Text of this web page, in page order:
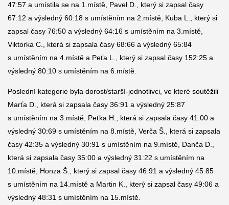
47:57 a umístila se na 1.místě, Pavel D., který si zapsal časy
67:12 a výsledný 60:18 s umístěním na 2.místě, Kuba L., který si
zapsal časy 76:50 a výsledný 64:16 s umístěním na 3.místě,
Viktorka C., která si zapsala časy 68:66 a výsledný 65:84
s umístěním na 4.místě a Peťa L., který si zapsal časy 152:25 a
výsledný 80:10 s umístěním na 6.místě.
Poslední kategorie byla dorost/starší-jednotlivci, ve které soutěžili
Marťa D., která si zapsala časy 36:91 a výsledný 25:87
s umístěním na 3.místě, Peťka H., která si zapsala časy 41:00 a
výsledný 30:69 s umístěním na 8.místě, Verča Š., která si zapsala
časy 42:35 a výsledný 30:91 s umístěním na 9.místě, Danča D.,
která si zapsala časy 35:00 a výsledný 31:22 s umístěním na
10.místě, Honza Š., který si zapsal časy 46:91 a výsledný 45:85
s umístěním na 14.místě a Martin K., který si zapsal časy 49:06 a
výsledný 48:31 s umístěním na 15.místě.